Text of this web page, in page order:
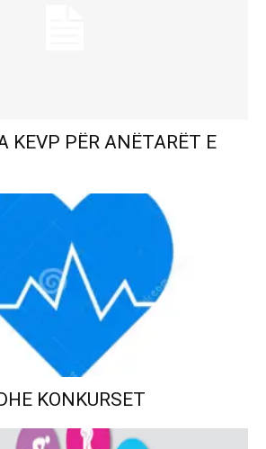
KEVP PËR ANËTARËT E
KONKURSET